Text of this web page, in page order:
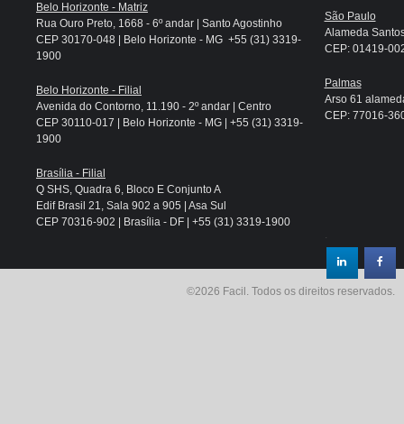
Belo Horizonte - Matriz
Rua Ouro Preto, 1668 - 6º andar | Santo Agostinho
CEP 30170-048 | Belo Horizonte - MG +55 (31) 3319-
1900
Belo Horizonte - Filial
Avenida do Contorno, 11.190 - 2º andar | Centro
CEP 30110-017 | Belo Horizonte - MG | +55 (31) 3319-
1900
Brasília - Filial
Q SHS, Quadra 6, Bloco E Conjunto A
Edif Brasil 21, Sala 902 a 905 | Asa Sul
CEP 70316-902 | Brasília - DF | +55 (31) 3319-1900
São Paulo
Alameda
CEP: 01419-
Palmas
Arso 61
CEP: 77016-
.
©2026 Facil. Todos os direitos reservados.